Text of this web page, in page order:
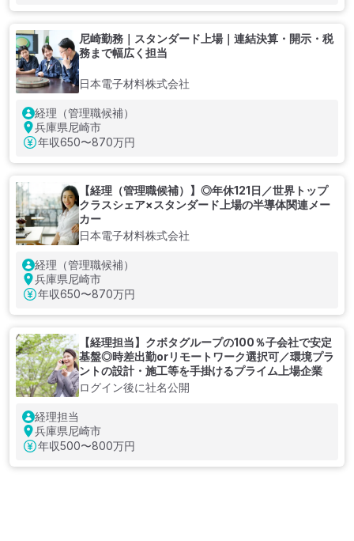
尼崎勤務｜スタンダード上場｜連結決算・開示・税
務まで幅広く担当
日本電子材料株式会社
経理（管理職候補）
兵庫県尼崎市
年収650〜870万円
【経理（管理職候補）】◎年休121日／世界トップ
クラスシェア×スタンダード上場の半導体関連メー
カー
日本電子材料株式会社
経理（管理職候補）
兵庫県尼崎市
年収650〜870万円
【経理担当】クボタグループの100％子会社で安定
基盤◎時差出勤orリモートワーク選択可／環境プラ
ントの設計・施工等を手掛けるプライム上場企業
ログイン後に社名公開
経理担当
兵庫県尼崎市
年収500〜800万円